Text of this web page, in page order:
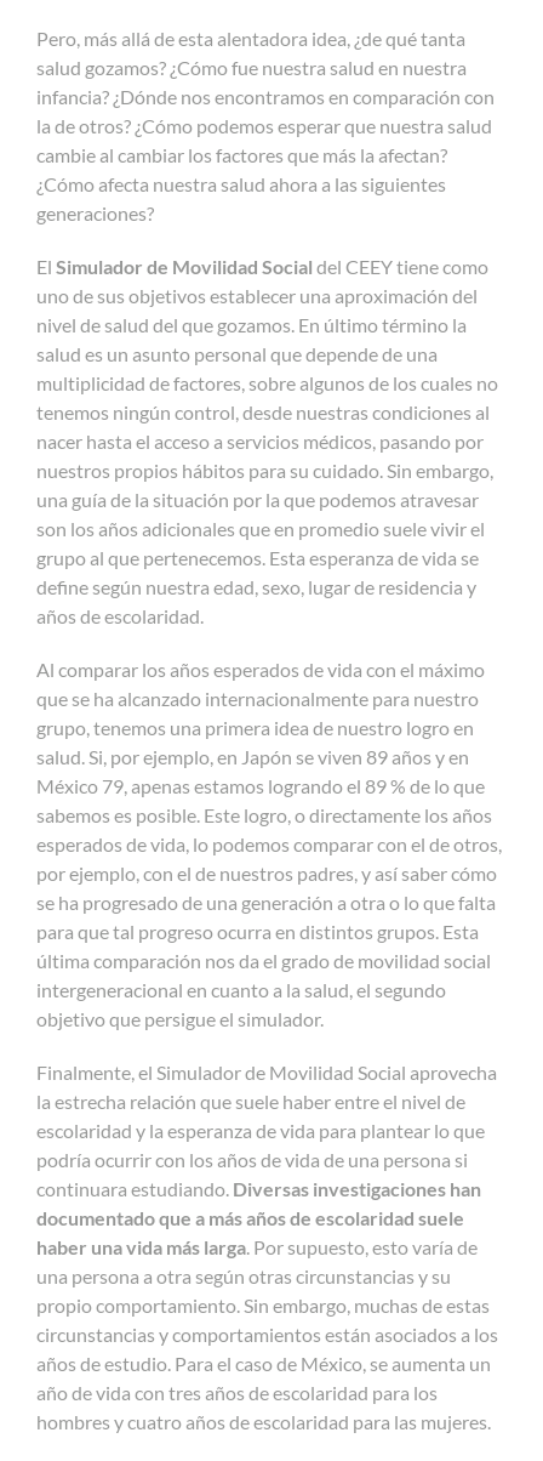
Pero, más allá de esta alentadora idea, ¿de qué tanta
salud gozamos? ¿Cómo fue nuestra salud en nuestra
infancia? ¿Dónde nos encontramos en comparación con
la de otros? ¿Cómo podemos esperar que nuestra salud
cambie al cambiar los factores que más la afectan?
¿Cómo afecta nuestra salud ahora a las siguientes
generaciones?
El Simulador de Movilidad Social del CEEY tiene como
uno de sus objetivos establecer una aproximación del
nivel de salud del que gozamos. En último término la
salud es un asunto personal que depende de una
multiplicidad de factores, sobre algunos de los cuales no
tenemos ningún control, desde nuestras condiciones al
nacer hasta el acceso a servicios médicos, pasando por
nuestros propios hábitos para su cuidado. Sin embargo,
una guía de la situación por la que podemos atravesar
son los años adicionales que en promedio suele vivir el
grupo al que pertenecemos. Esta esperanza de vida se
define según nuestra edad, sexo, lugar de residencia y
años de escolaridad.
Al comparar los años esperados de vida con el máximo
que se ha alcanzado internacionalmente para nuestro
grupo, tenemos una primera idea de nuestro logro en
salud. Si, por ejemplo, en Japón se viven 89 años y en
México 79, apenas estamos logrando el 89 % de lo que
sabemos es posible. Este logro, o directamente los años
esperados de vida, lo podemos comparar con el de otros,
por ejemplo, con el de nuestros padres, y así saber cómo
se ha progresado de una generación a otra o lo que falta
para que tal progreso ocurra en distintos grupos. Esta
última comparación nos da el grado de movilidad social
intergeneracional en cuanto a la salud, el segundo
objetivo que persigue el simulador.
Finalmente, el Simulador de Movilidad Social aprovecha
la estrecha relación que suele haber entre el nivel de
escolaridad y la esperanza de vida para plantear lo que
podría ocurrir con los años de vida de una persona si
continuara estudiando. Diversas investigaciones han
documentado que a más años de escolaridad suele
haber una vida más larga. Por supuesto, esto varía de
una persona a otra según otras circunstancias y su
propio comportamiento. Sin embargo, muchas de estas
circunstancias y comportamientos están asociados a los
años de estudio. Para el caso de México, se aumenta un
año de vida con tres años de escolaridad para los
hombres y cuatro años de escolaridad para las mujeres.